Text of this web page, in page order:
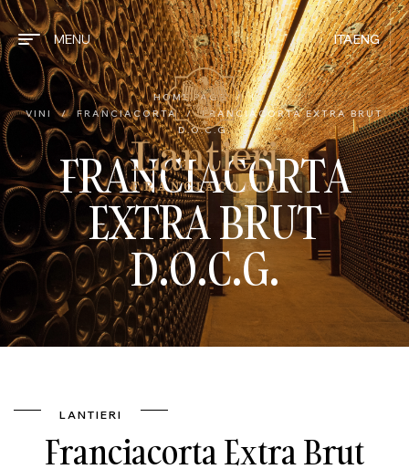
MENU ITAENG
FRANCIACORTA
EXTRA BRUT
D.O.C.G.
HOME PAGE /
I
VINI
/ FRANCIACORTA /
FRANCIACORTA EXTRA BRUT
D.O.C.G.
LANTIERI
Franciacorta Extra Brut